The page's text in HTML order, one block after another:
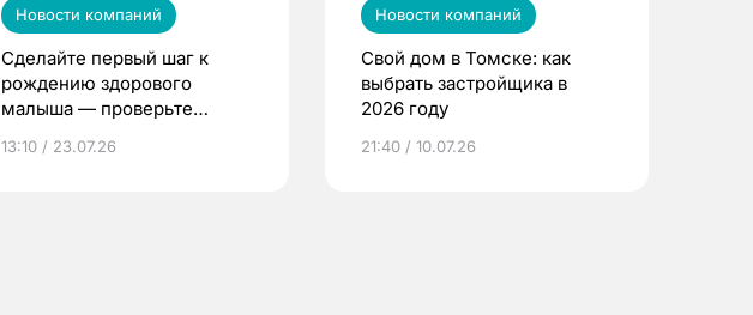
Новости компаний
Сделайте первый шаг к
рождению здорового
малыша — проверьте
по ОМС!
13:10 / 23.07.26
Новости компаний
Свой дом в Томске: как
выбрать застройщика в
2026 году
21:40 / 10.07.26